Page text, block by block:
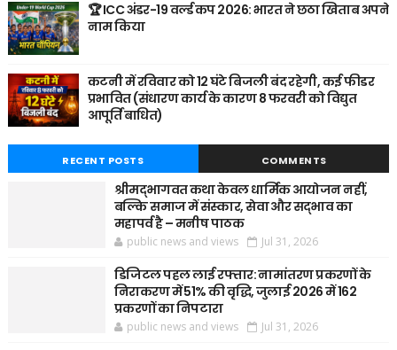
🏆 ICC अंडर-19 वर्ल्ड कप 2026: भारत ने छठा खिताब अपने
नाम किया
कटनी में रविवार को 12 घंटे बिजली बंद रहेगी, कई फीडर
प्रभावित (संधारण कार्य के कारण 8 फरवरी को विद्युत
आपूर्ति बाधित)
RECENT POSTS COMMENTS
श्रीमद्भागवत कथा केवल धार्मिक आयोजन नहीं,
बल्कि समाज में संस्कार, सेवा और सद्भाव का
महापर्व है – मनीष पाठक
public news and views Jul 31, 2026
डिजिटल पहल लाई रफ्तार: नामांतरण प्रकरणों के
निराकरण में 51% की वृद्धि, जुलाई 2026 में 162
प्रकरणों का निपटारा
public news and views Jul 31, 2026